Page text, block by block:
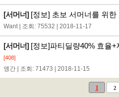
[서머너][정보] 초보 서머너를 위한
Want | 조회: 75532 | 2018-11-17
[서머너][정보]파티딜량40% 효율+
[408]
앵간 | 조회: 71473 | 2018-11-15
1 2